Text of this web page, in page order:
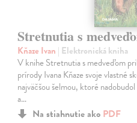
Stretnutia s
Kňaze Ivan | Elektronická kniha
V knihe Stretnutia s medveďom
prírody Ivana Kňaze svoje vlastné
najväčšou šelmou, ktoré
a…
Na stiahnutie ako PDF